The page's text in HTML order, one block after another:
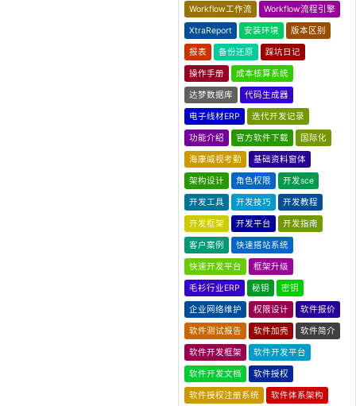
Workflow工作流 Workflow流程引擎
XtraReport 安装环境 版本区别
报表 备份还原 踩坑日记
操作手册 成本核算系统
达梦数据库 代码生成器
电子线材ERP 迭代开发记录
功能介绍 官方软件下载 国际化
海康威视考勤 基础资料窗体
架构设计 角色权限 开发sce
开发工具 开发技巧 开发教程
开发框架 开发平台 开发指南
客户案例 快速搭站系统
快速开发平台 框架升级
毛衫行业ERP 秘钥 密钥
企业网络维护 权限设计 软件报价
软件测试报告 软件加壳 软件简介
软件开发框架 软件开发平台
软件开发文档 软件授权
软件授权注册系统 软件体系架构